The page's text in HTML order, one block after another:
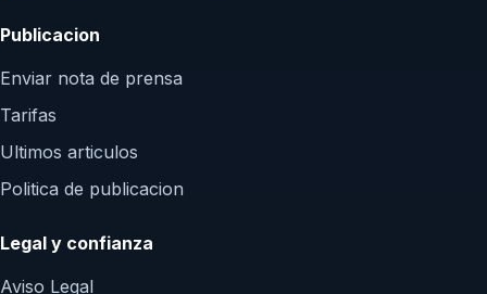
Publicacion
Enviar nota de prensa
Tarifas
Ultimos articulos
Politica de publicacion
Legal y confianza
Aviso Legal